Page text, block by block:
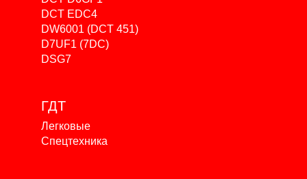
DCT EDC4
DW6001 (DCT 451)
D7UF1 (7DC)
DSG7
ГДТ
Легковые
Спецтехника